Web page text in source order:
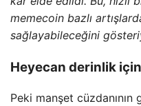
memecoin bazlı
sağlayabileceğini
Heyecan derinlik
Peki manşet